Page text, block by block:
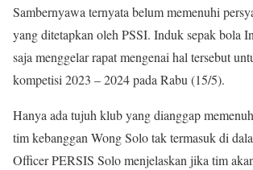
Sambernyawa ternyata belum memenuhi
yang ditetapkan oleh PSSI. Induk sepak bola
saja menggelar rapat mengenai hal tersebut
kompetisi 2023 – 2024 pada Rabu (15/5).
Hanya ada tujuh klub yang dianggap
tim kebanggan Wong Solo tak termasuk di
Officer PERSIS Solo menjelaskan jika tim